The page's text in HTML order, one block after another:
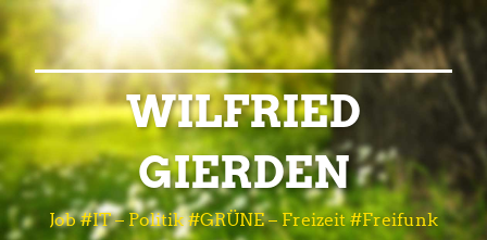
WILFRIED
GIERDEN
Job #IT – Politik #GRÜNE – Freizeit #Freifunk